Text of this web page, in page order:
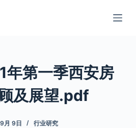
第一季西安房
及展望.pdf
月 9日 行业研究